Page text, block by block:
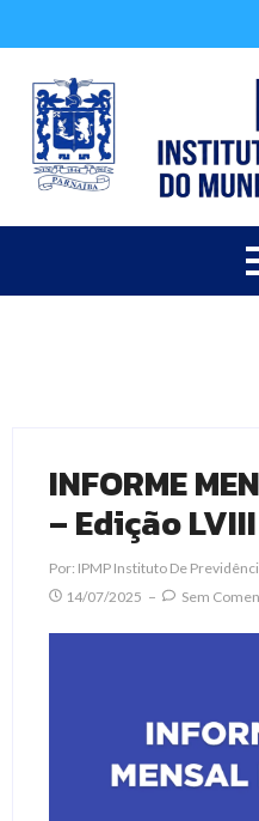
INFORME
– Edição
Por: IPMP Instituto De
14/07/2025
Sem